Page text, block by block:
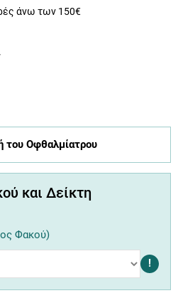
άνω των 150€
του Οφθαλμίατρου
και Δείκτη
Φακού)
!